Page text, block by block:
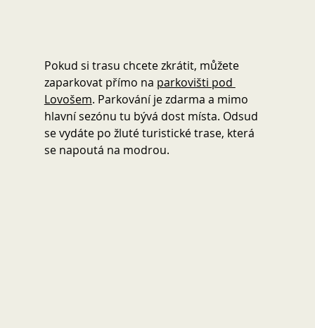
Pokud si trasu chcete zkrátit, můžete
zaparkovat přímo na parkovišti pod
Lovošem. Parkování je zdarma a mimo
hlavní sezónu tu bývá dost místa. Odsud
se vydáte po žluté turistické trase, která
se napoutá na modrou.